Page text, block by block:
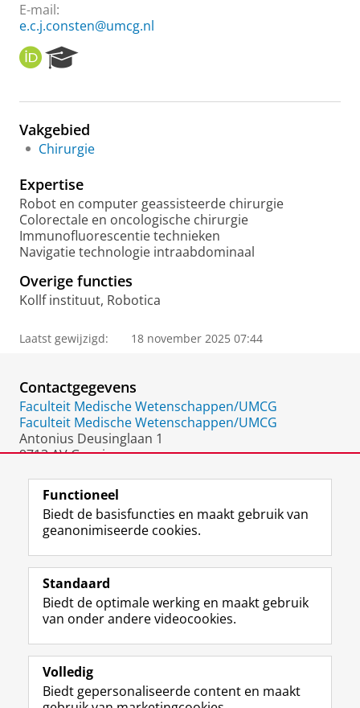
E-mail:
e.c.j.consten@umcg.nl
O
R
I
e
r
c
P
o
r
t
a
Vakgebied
Chirurgie
Expertise
Robot en computer geassisteerde chirurgie
Colorectale en oncologische chirurgie
Immunofluorescentie technieken
Navigatie technologie intraabdominaal
Overige functies
Kollf instituut, Robotica
Laatst gewijzigd: 18 november 2025 07:44
Contactgegevens
Faculteit Medische Wetenschappen/UMCG
Faculteit Medische Wetenschappen/UMCG
Antonius Deusinglaan 1
9713 AV Groningen
Volg de RUG
F
a
e
b
o
p
a
L
i
k
e
I
-
p
R
S
-
f
e
R
I
n
t
r
m
Y
o
T
e
k
Studiekiezers
Alumni
Over ons
Functioneel
Biedt de basisfuncties en maakt gebruik van
geanonimiseerde cookies.
Standaard
Biedt de optimale werking en maakt gebruik
van onder andere videocookies.
Volledig
Biedt gepersonaliseerde content en maakt